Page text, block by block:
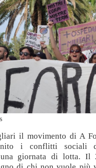
il movimento di A
i conflitti sociali
una giornata di lotta. Il